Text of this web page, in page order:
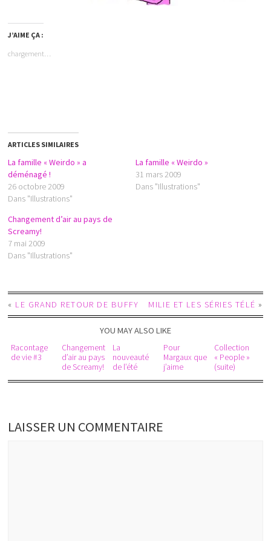
J’AIME ÇA :
chargement…
ARTICLES SIMILAIRES
La famille « Weirdo » a
déménagé !
26 octobre 2009
Dans "Illustrations"
La famille « Weirdo »
31 mars 2009
Dans "Illustrations"
Changement d’air au pays de
Screamy!
7 mai 2009
Dans "Illustrations"
« LE GRAND RETOUR DE BUFFY MILIE ET LES SÉRIES TÉLÉ »
YOU MAY ALSO LIKE
Racontage
de vie #3
Changement
d’air au pays
de Screamy!
La
nouveauté
de l’été
Pour
Margaux que
j’aime
Collection
« People »
(suite)
LAISSER UN COMMENTAIRE